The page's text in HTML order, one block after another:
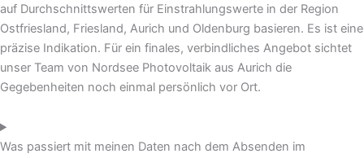
auf Durchschnittswerten für Einstrahlungswerte in der Region
Ostfriesland, Friesland, Aurich und Oldenburg basieren. Es ist eine
präzise Indikation. Für ein finales, verbindliches Angebot sichtet
unser Team von Nordsee Photovoltaik aus Aurich die
Gegebenheiten noch einmal persönlich vor Ort.
Was passiert mit meinen Daten nach dem Absenden im